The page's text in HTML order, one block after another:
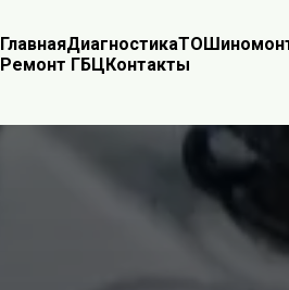
ГлавнаяДиагностикаТО
Ремонт ГБЦКонтакты